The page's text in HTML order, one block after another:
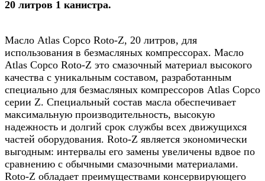
20 литров 1 канистра.
Масло Atlas Copco Roto-Z, 20 литров, для
использования в безмасляных компрессорах. Масло
Atlas Copco Roto-Z это смазочный материал высокого
качества с уникальным составом, разработанным
специально для безмасляных компрессоров Atlas Copco
серии Z. Специальный состав масла обеспечивает
максимальную производительность, высокую
надежность и долгий срок службы всех движущихся
частей оборудования. Roto-Z является экономически
выгодным: интервалы его замены увеличены вдвое по
сравнению с обычными смазочными материалами.
Roto-Z обладает преимуществами консервирующего